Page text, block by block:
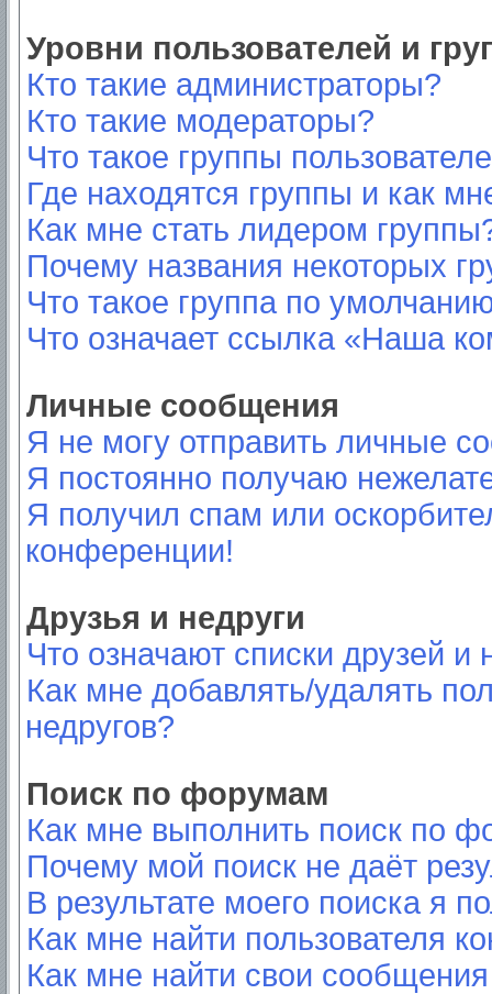
Уровни пользователей и
Кто такие администраторы?
Кто такие модераторы?
Что такое группы
Где находятся группы и как
Как мне стать лидером
Почему названия некоторых
Что такое группа по
Что означает ссылка «Наша
Личные сообщения
Я не могу отправить личные
Я постоянно получаю
Я получил спам или
конференции!
Друзья и недруги
Что означают списки друзей и
Как мне добавлять/удалять
недругов?
Поиск по форумам
Как мне выполнить поиск по
Почему мой поиск не даёт
В результате моего поиска я
Как мне найти пользователя
Как мне найти свои